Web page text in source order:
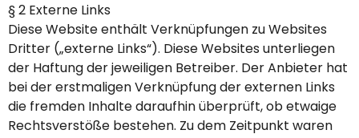
§ 2 Externe Links
Diese Website enthält Verknüpfungen zu Websites
Dritter („externe Links“). Diese Websites unterliegen
der Haftung der jeweiligen Betreiber. Der Anbieter hat
bei der erstmaligen Verknüpfung der externen Links
die fremden Inhalte daraufhin überprüft, ob etwaige
Rechtsverstöße bestehen. Zu dem Zeitpunkt waren